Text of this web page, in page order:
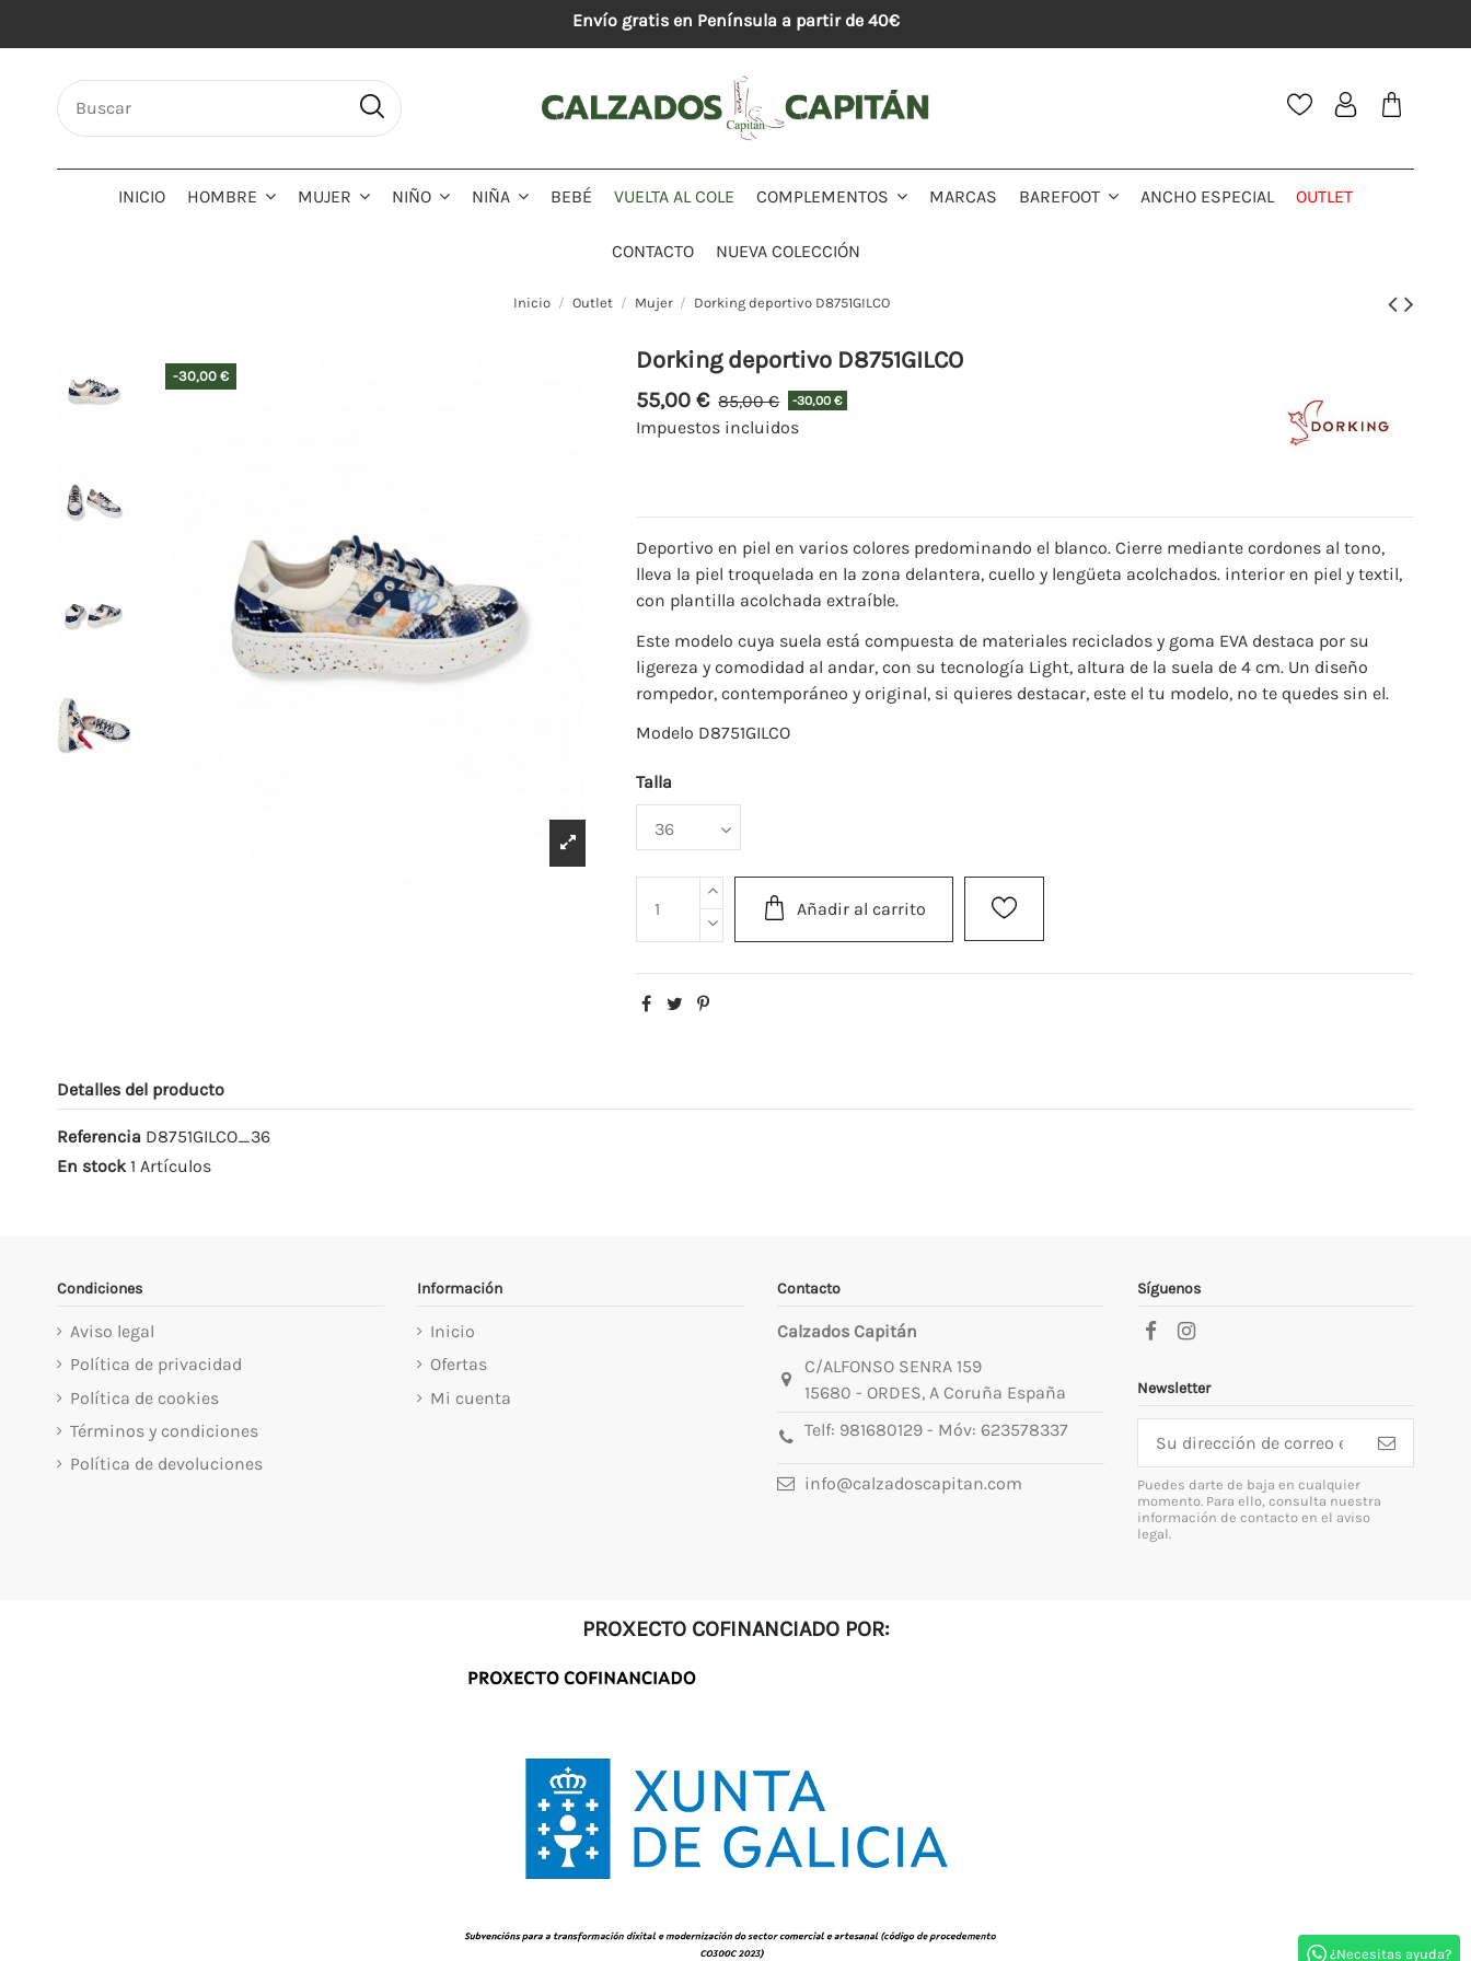
¿Necesitas ayuda?
Envío gratis en Península a partir de 40€
INICIO HOMBRE MUJER NIÑO NIÑA BEBÉ VUELTA AL COLE COMPLEMENTOS MARCAS BAREFOOT ANCHO ESPECIAL OUTLET
CONTACTO NUEVA COLECCIÓN
Inicio Outlet Mujer Dorking deportivo D8751GILCO
-30,00 €
Dorking deportivo D8751GILCO
55,00 € 85,00 € -30,00 €
Impuestos incluidos
Deportivo en piel en varios colores predominando el blanco. Cierre mediante cordones al tono,
lleva la piel troquelada en la zona delantera, cuello y lengüeta acolchados. interior en piel y textil,
con plantilla acolchada extraíble.
Este modelo cuya suela está compuesta de materiales reciclados y goma EVA destaca por su
ligereza y comodidad al andar, con su tecnología Light, altura de la suela de 4 cm. Un diseño
rompedor, contemporáneo y original, si quieres destacar, este el tu modelo, no te quedes sin el.
Modelo D8751GILCO
Talla
Añadir al carrito
Detalles del producto
Referencia D8751GILCO_36
En stock 1 Artículos
Condiciones
Aviso legal
Política de privacidad
Política de cookies
Términos y condiciones
Política de devoluciones
Información
Inicio
Ofertas
Mi cuenta
Contacto
Calzados Capitán
C/ALFONSO SENRA 159
15680 - ORDES, A Coruña España
Telf: 981680129- Móv: 623578337
info@calzadoscapitan.com
Síguenos
Newsletter
Puedes darte de baja en cualquier
momento. Para ello, consulta nuestra
información de contacto en el aviso
legal.
PROXECTO COFINANCIADO POR: